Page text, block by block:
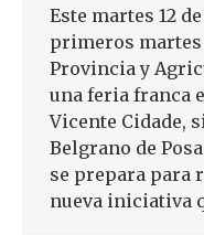
Este martes 12
primeros martes
Provincia y
una feria franca
Vicente Cidade,
Belgrano de
se prepara para
nueva iniciativa